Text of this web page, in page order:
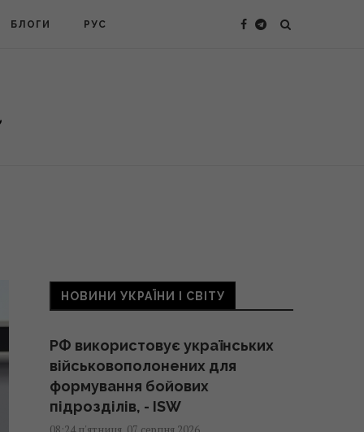
БЛОГИ РУС
НОВИНИ УКРАЇНИ І СВІТУ
РФ використовує українських
військовополонених для
формування бойових
підрозділів, - ISW